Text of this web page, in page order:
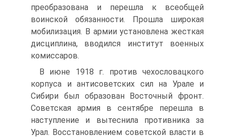
преобразована и перешла к всеобщей
воинской обязанности. Прошла широкая
мобилизация. В армии установлена жесткая
дисциплина, вводился институт военных
комиссаров.
В июне 1918 г. против чехословацкого
корпуса и антисоветских сил на Урале и
Сибири был образован Восточный фронт.
Советская армия в сентябре перешла в
наступление и вытеснила противника за
Урал. Восстановлением советской власти в